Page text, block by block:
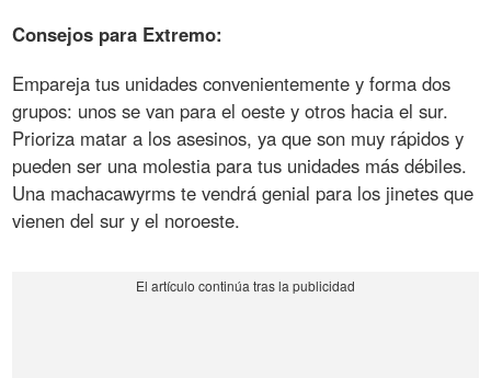
Consejos para Extremo:
Empareja tus unidades convenientemente y forma dos
grupos: unos se van para el oeste y otros hacia el sur.
Prioriza matar a los asesinos, ya que son muy rápidos y
pueden ser una molestia para tus unidades más débiles.
Una machacawyrms te vendrá genial para los jinetes que
vienen del sur y el noroeste.